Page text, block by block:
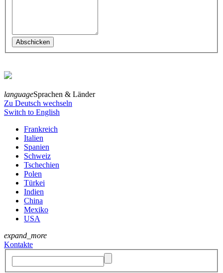
languageSprachen & Länder
Zu Deutsch wechseln
Switch to English
Frankreich
Italien
Spanien
Schweiz
Tschechien
Polen
Türkei
Indien
China
Mexiko
USA
expand_more
Kontakte